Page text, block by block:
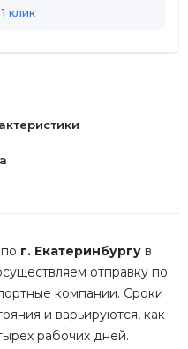
клик
г. Екатеринбургу в
отправку по
компании. Сроки
и варьируются, как
рабочих дней.